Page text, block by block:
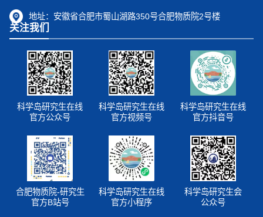
地址： 安徽省合肥市蜀山湖路350号合肥物质院2号楼
关注我们
科学岛研究生在线
官方公众号
科学岛研究生在线
官方视频号
科学岛研究生在线
官方抖音号
合肥物质院-研究生
官方B站号
科学岛研究生在线
官方小程序
科学岛研究生会
公众号